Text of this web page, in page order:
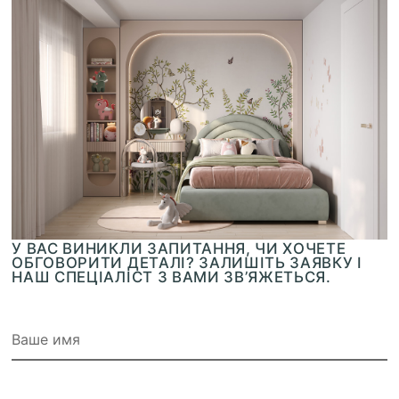
У ВАС ВИНИКЛИ ЗАПИТАННЯ, ЧИ ХОЧЕТЕ
ОБГОВОРИТИ ДЕТАЛІ? ЗАЛИШІТЬ ЗАЯВКУ І
НАШ СПЕЦІАЛІСТ З ВАМИ ЗВ’ЯЖЕТЬСЯ.